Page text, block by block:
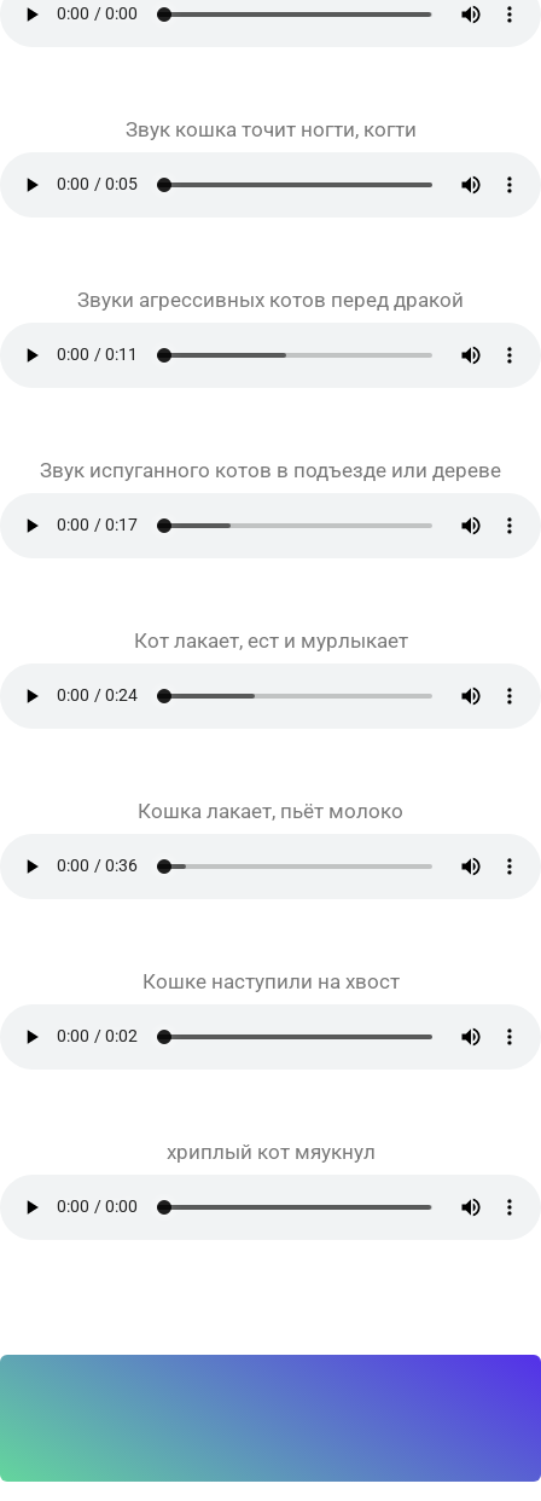
Звук кошка точит ногти, когти
Звуки агрессивных котов перед дракой
Звук испуганного котов в подъезде или дереве
Кот лакает, ест и мурлыкает
Кошка лакает, пьёт молоко
Кошке наступили на хвост
хриплый кот мяукнул